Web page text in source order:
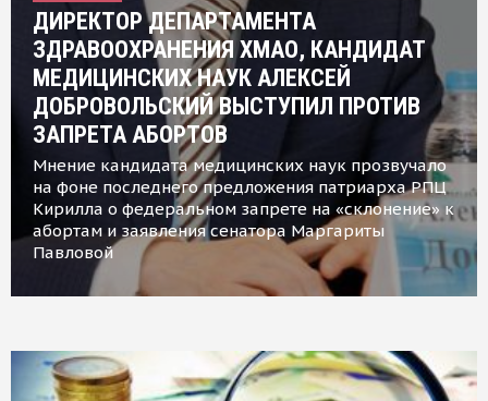
ДИРЕКТОР ДЕПАРТАМЕНТА
ЗДРАВООХРАНЕНИЯ ХМАО, КАНДИДАТ
МЕДИЦИНСКИХ НАУК АЛЕКСЕЙ
ДОБРОВОЛЬСКИЙ ВЫСТУПИЛ ПРОТИВ
ЗАПРЕТА АБОРТОВ
Мнение кандидата медицинских наук прозвучало
на фоне последнего предложения патриарха РПЦ
Кирилла о федеральном запрете на «склонение» к
абортам и заявления сенатора Маргариты
Павловой